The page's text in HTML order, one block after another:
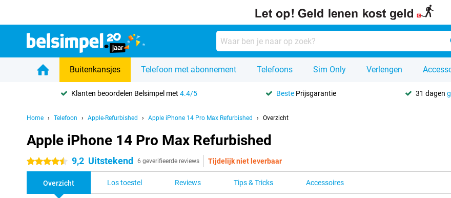
Buitenkansjes Telefoon met abonnement Telefoons Sim Only Verlengen
Klanten beoordelen Belsimpel met4.4/5 Beste Prijsgarantie 31 dagen
Home Telefoon Apple-Refurbished Apple iPhone 14 Pro Max Refurbished Overzicht
Apple iPhone 14 Pro Max Refurbished
4.5 sterren 9,2 Uitstekend 6 geverifieerde reviews Tijdelijk niet leverbaar
Overzicht Los toestel Reviews Tips & Tricks Accessoires